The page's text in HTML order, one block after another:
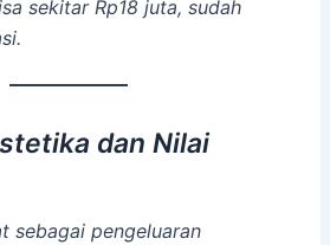
sekitar Rp18 juta, sudah
dan Nilai
sebagai pengeluaran